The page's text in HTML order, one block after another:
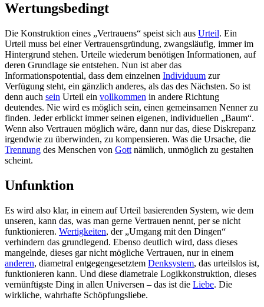
Wertungsbedingt
Die Konstruktion eines „Vertrauens“ speist sich aus Urteil. Ein
Urteil muss bei einer Vertrauensgründung, zwangsläufig, immer im
Hintergrund stehen. Urteile wiederum benötigen Informationen, auf
deren Grundlage sie entstehen. Nun ist aber das
Informationspotential, dass dem einzelnen Individuum zur
Verfügung steht, ein gänzlich anderes, als das des Nächsten. So ist
denn auch sein Urteil ein vollkommen in andere Richtung
deutendes. Nie wird es möglich sein, einen gemeinsamen Nenner zu
finden. Jeder erblickt immer seinen eigenen, individuellen „Baum“.
Wenn also Vertrauen möglich wäre, dann nur das, diese Diskrepanz
irgendwie zu überwinden, zu kompensieren. Was die Ursache, die
Trennung des Menschen von Gott nämlich, unmöglich zu gestalten
scheint.
Unfunktion
Es wird also klar, in einem auf Urteil basierenden System, wie dem
unseren, kann das, was man gerne Vertrauen nennt, per se nicht
funktionieren. Wertigkeiten, der „Umgang mit den Dingen“
verhindern das grundlegend. Ebenso deutlich wird, dass dieses
mangelnde, dieses gar nicht mögliche Vertrauen, nur in einem
anderen, diametral entgegengesetztem Denksystem, das urteilslos ist,
funktionieren kann. Und diese diametrale Logikkonstruktion, dieses
vernünftigste Ding in allen Universen – das ist die Liebe. Die
wirkliche, wahrhafte Schöpfungsliebe.